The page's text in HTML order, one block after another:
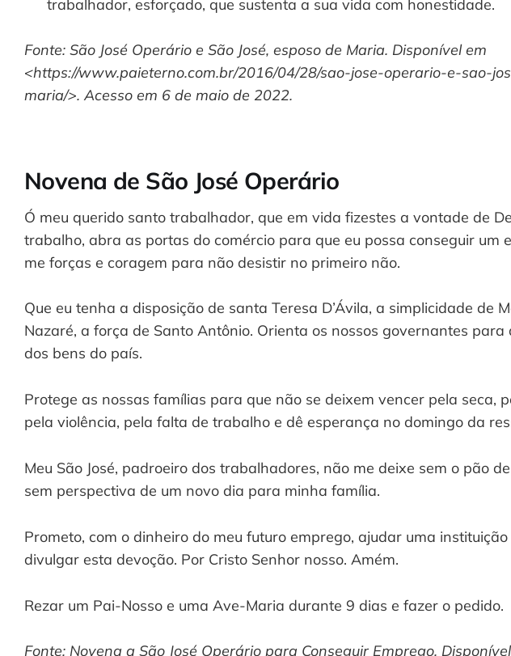
trabalhador, esforçado, que sustenta a sua vida com honestidade.
Fonte: São José Operário e São José, esposo de Maria. Disponível em
<https://www.paieterno.com.br/2016/04/28/sao-jose-operario-e-sao-
maria/>. Acesso em 6 de maio de 2022.
Novena de São José Operário
Ó meu querido santo trabalhador, que em vida fizestes a vontade de
trabalho, abra as portas do comércio para que eu possa conseguir um
me forças e coragem para não desistir no primeiro não.
Que eu tenha a disposição de santa Teresa D’Ávila, a simplicidade de
Nazaré, a força de Santo Antônio. Orienta os nossos governantes para
dos bens do país.
Protege as nossas famílias para que não se deixem vencer pela seca,
pela violência, pela falta de trabalho e dê esperança no domingo da
Meu São José, padroeiro dos trabalhadores, não me deixe sem o pão
sem perspectiva de um novo dia para minha família.
Prometo, com o dinheiro do meu futuro emprego, ajudar uma
divulgar esta devoção. Por Cristo Senhor nosso. Amém.
Rezar um Pai-Nosso e uma Ave-Maria durante 9 dias e fazer o pedido.
Fonte: Novena a São José Operário para Conseguir Emprego.